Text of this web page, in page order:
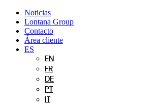
contenido
Noticias
Lontana Group
Contacto
Área cliente
ES
EN
FR
DE
PT